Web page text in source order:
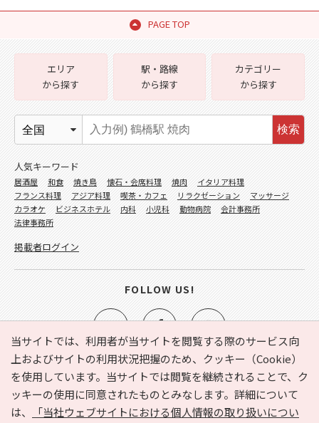
PAGE TOP
当サイトでは、利用者が当サイトを閲覧する際のサービス向
上およびサイトの利用状況把握のため、クッキー（Cookie）
を使用しています。当サイトでは閲覧を継続されることで、ク
ッキーの使用に同意されたものとみなします。詳細について
は、
「当社ウェブサイトにおける個人情報の取り扱いについ
e-NAVITA（イーナビタ）とは？ お気に入り
ヘルプ
利用規約
個人情報の取り扱いについて
運営会社
エリア
から探す
駅・路線
から探す
カテゴリー
から探す
検索
人気キーワード
居酒屋 和食 焼き鳥 懐石・会席料理 焼肉
イタリア料理
フランス料理
アジア料理 喫茶・カフェ リラクゼーション
マッサージ
カラオケ
ビジネスホテル 内科 小児科 動物病院
会計事務所
法律事務所
掲載者ログイン
FOLLOW US!